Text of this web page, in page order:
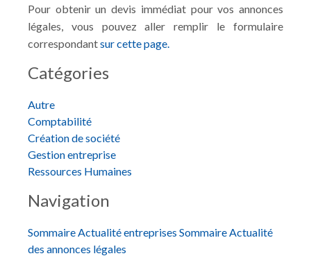
Pour obtenir un devis immédiat pour vos annonces
légales, vous pouvez aller remplir le formulaire
correspondantsur cette page.
Catégories
Autre
Comptabilité
Création de société
Gestion entreprise
Ressources Humaines
Navigation
Sommaire Actualité entreprises Sommaire Actualité
des annonces légales